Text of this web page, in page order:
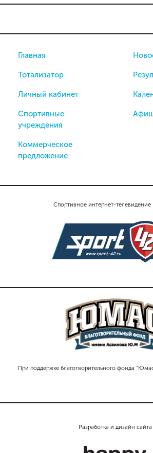
Спортивное интернет-телевидение
При поддержке благотворительного фонда
Главная
Тотализатор
Личный кабинет
Спортивные
учреждения
Коммерческое
предложение
Разработка и дизайн сайта